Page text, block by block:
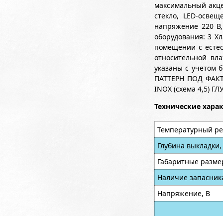
максимальный
стекло, LED-
напряжение 220
оборудования: 3
помещении с
относительной
указаны с учетом
ПАТТЕРН ПОД
INOX (схема 4,5)
Технические
Температурный
Глубина
Габаритные
Наличие
Напряжение, В